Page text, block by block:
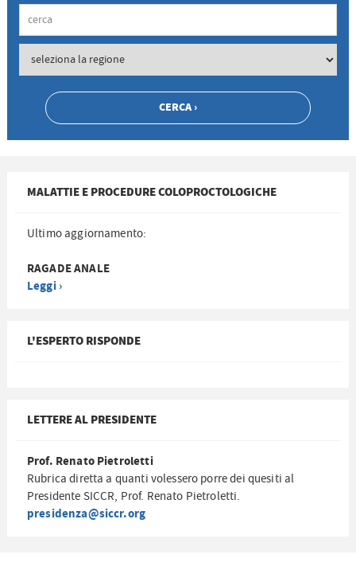
MALATTIE E PROCEDURE COLOPROCTOLOGICHE
Ultimo aggiornamento:
RAGADE ANALE
Leggi ›
L'ESPERTO RISPONDE
LETTERE AL PRESIDENTE
Prof. Renato Pietroletti
Rubrica diretta a quanti volessero porre dei quesiti al
Presidente SICCR, Prof. Renato Pietroletti.
presidenza@siccr.org